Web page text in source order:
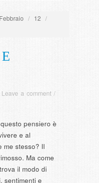
Febbraio / 12 /
Leave a comment /
pensiero è
e al
me stesso? Il
Ma come
il modo di
sentimenti e